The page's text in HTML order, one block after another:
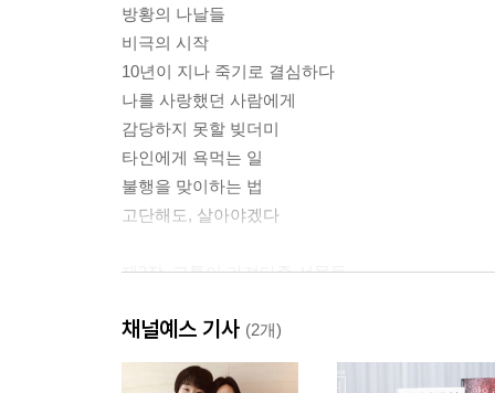
방황의 나날들
비극의 시작
10년이 지나 죽기로 결심하다
나를 사랑했던 사람에게
감당하지 못할 빚더미
타인에게 욕먹는 일
불행을 맞이하는 법
고단해도, 살아야겠다
제2장. 고통이 가져다준 선물들
벼랑 끝에서 붙잡혀버린 손
슬프지 않던 모든 날이 행복이었음을
숨지 않기, 침묵하지 않기, 기록하기
채널예스 기사 (2개)